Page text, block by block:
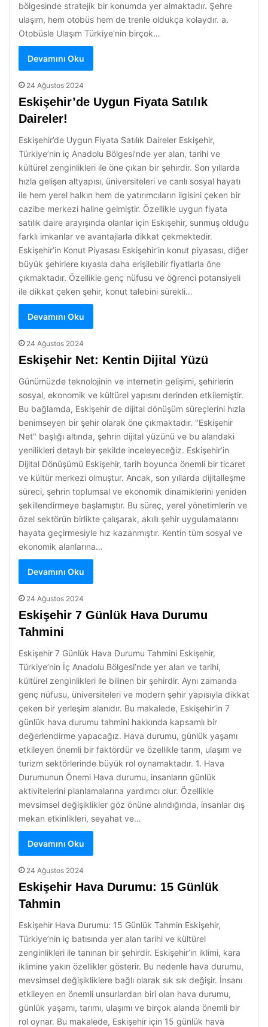
bölgesinde stratejik bir konumda yer almaktadır. Şehre
ulaşım, hem otobüs hem de trenle oldukça kolaydır. a.
Otobüsle Ulaşım Türkiye’nin birçok…
Devamını Oku
24 Ağustos 2024
Eskişehir’de Uygun Fiyata Satılık
Daireler!
Eskişehir’de Uygun Fiyata Satılık Daireler Eskişehir,
Türkiye’nin iç Anadolu Bölgesi’nde yer alan, tarihi ve
kültürel zenginlikleri ile öne çıkan bir şehirdir. Son yıllarda
hızla gelişen altyapısı, üniversiteleri ve canlı sosyal hayatı
ile hem yerel halkın hem de yatırımcıların ilgisini çeken bir
cazibe merkezi haline gelmiştir. Özellikle uygun fiyata
satılık daire arayışında olanlar için Eskişehir, sunmuş olduğu
farklı imkanlar ve avantajlarla dikkat çekmektedir.
Eskişehir’in Konut Piyasası Eskişehir’in konut piyasası, diğer
büyük şehirlere kıyasla daha erişilebilir fiyatlarla öne
çıkmaktadır. Özellikle genç nüfusu ve öğrenci potansiyeli
ile dikkat çeken şehir, konut talebini sürekli…
Devamını Oku
24 Ağustos 2024
Eskişehir Net: Kentin Dijital Yüzü
Günümüzde teknolojinin ve internetin gelişimi, şehirlerin
sosyal, ekonomik ve kültürel yapısını derinden etkilemiştir.
Bu bağlamda, Eskişehir de dijital dönüşüm süreçlerini hızla
benimseyen bir şehir olarak öne çıkmaktadır. "Eskişehir
Net" başlığı altında, şehrin dijital yüzünü ve bu alandaki
yenilikleri detaylı bir şekilde inceleyeceğiz. Eskişehir’in
Dijital Dönüşümü Eskişehir, tarih boyunca önemli bir ticaret
ve kültür merkezi olmuştur. Ancak, son yıllarda dijitalleşme
süreci, şehrin toplumsal ve ekonomik dinamiklerini yeniden
şekillendirmeye başlamıştır. Bu süreç, yerel yönetimlerin ve
özel sektörün birlikte çalışarak, akıllı şehir uygulamalarını
hayata geçirmesiyle hız kazanmıştır. Kentin tüm sosyal ve
ekonomik alanlarına…
Devamını Oku
24 Ağustos 2024
Eskişehir 7 Günlük Hava Durumu
Tahmini
Eskişehir 7 Günlük Hava Durumu Tahmini Eskişehir,
Türkiye’nin İç Anadolu Bölgesi’nde yer alan ve tarihi,
kültürel zenginlikleri ile bilinen bir şehirdir. Aynı zamanda
genç nüfusu, üniversiteleri ve modern şehir yapısıyla dikkat
çeken bir yerleşim alanıdır. Bu makalede, Eskişehir’in 7
günlük hava durumu tahmini hakkında kapsamlı bir
değerlendirme yapacağız. Hava durumu, günlük yaşamı
etkileyen önemli bir faktördür ve özellikle tarım, ulaşım ve
turizm sektörlerinde büyük rol oynamaktadır. 1. Hava
Durumunun Önemi Hava durumu, insanların günlük
aktivitelerini planlamalarına yardımcı olur. Özellikle
mevsimsel değişiklikler göz önüne alındığında, insanlar dış
mekan etkinlikleri, seyahat ve…
Devamını Oku
24 Ağustos 2024
Eskişehir Hava Durumu: 15 Günlük
Tahmin
Eskişehir Hava Durumu: 15 Günlük Tahmin Eskişehir,
Türkiye’nin iç batısında yer alan tarihi ve kültürel
zenginlikleri ile tanınan bir şehirdir. Eskişehir’in iklimi, kara
iklimine yakın özellikler gösterir. Bu nedenle hava durumu,
mevsimsel değişikliklere bağlı olarak sık sık değişir. İnsanı
etkileyen en önemli unsurlardan biri olan hava durumu,
günlük yaşamı, tarımı, ulaşımı ve birçok alanda önemli bir
rol oynar. Bu makalede, Eskişehir için 15 günlük hava